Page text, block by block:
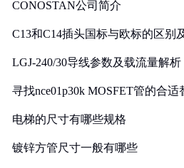
CONOSTAN公司简介
C13和C14插头国标与欧标的区别
LGJ-240/30导线参数及载流量解析
寻找nce01p30k MOSFET管的合适
电梯的尺寸有哪些规格
镀锌方管尺寸一般有哪些